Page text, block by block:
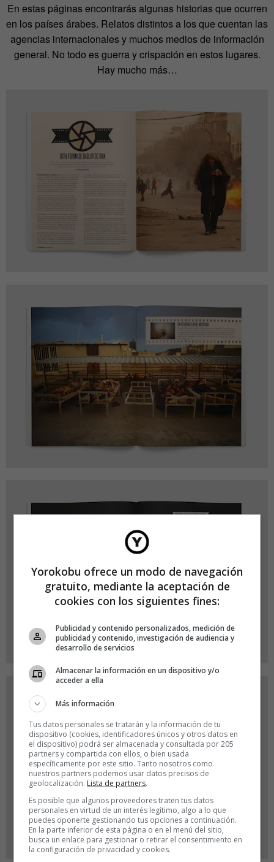
En estas páginas encontrarás algunas historias que ocurren
en los países árabes. Relatos distintos a los que cuentan las
agencias internacionales y muchos medios de información
general. No todo es guerra y crispación en estos lugares.
Hay mucho más…
Yorokobu ofrece un modo de navegación
gratuito, mediante la aceptación de
cookies con los siguientes fines:
Publicidad y contenido personalizados, medición de
publicidad y contenido, investigación de audiencia y
desarrollo de servicios
Almacenar la información en un dispositivo y/o
acceder a ella
Más información
Tus datos personales se tratarán y la información de tu
dispositivo (cookies, identificadores únicos y otros datos en
el dispositivo) podrá ser almacenada y consultada por 205
partners y compartida con ellos, o bien usada
específicamente por este sitio. Tanto nosotros como
nuestros partners podemos usar datos precisos de
geolocalización. Lista de partners.
Es posible que algunos proveedores traten tus datos
personales en virtud de un interés legítimo, algo a lo que
puedes oponerte gestionando tus opciones a continuación.
En la parte inferior de esta página o en el menú del sitio,
busca un enlace para gestionar o retirar el consentimiento en
la configuración de privacidad y cookies.